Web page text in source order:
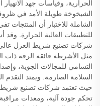
الحرارية، وقياسات جهد
الشيخوخة طويلة الأمد في
الشاملة للاختبار أن المنتجات
للتطبيقات العالية الحرارة.
شركات تصنيع شريط العزل
مثل الأشرطة فائقة الرقة ذات
التسامي للمجالات الجوية،
السلامة الصارمة. ويمتد التقدم
حيث تعتمد شركات تصنيع شريط
تحكم جودة آلية، ومعدات